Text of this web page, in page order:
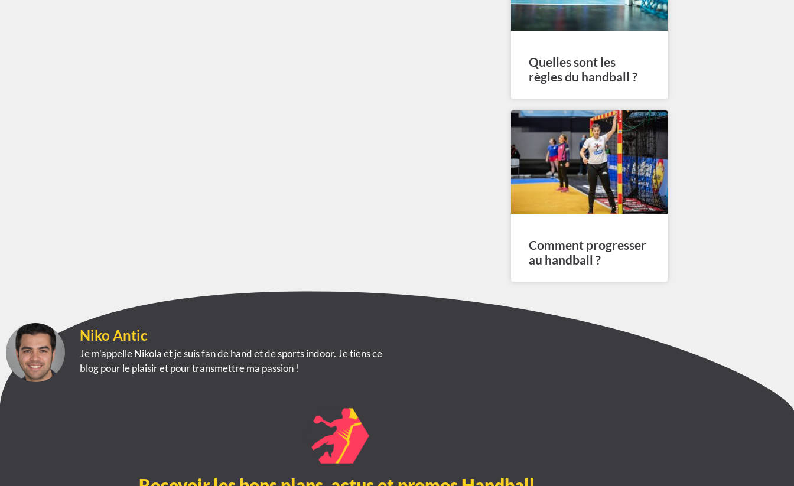
Quelles sont les
règles du handball ?
Comment progresser
au handball ?
Niko Antic
Je m'appelle Nikola et je suis fan de hand et de sports indoor. Je tiens ce
blog pour le plaisir et pour transmettre ma passion !